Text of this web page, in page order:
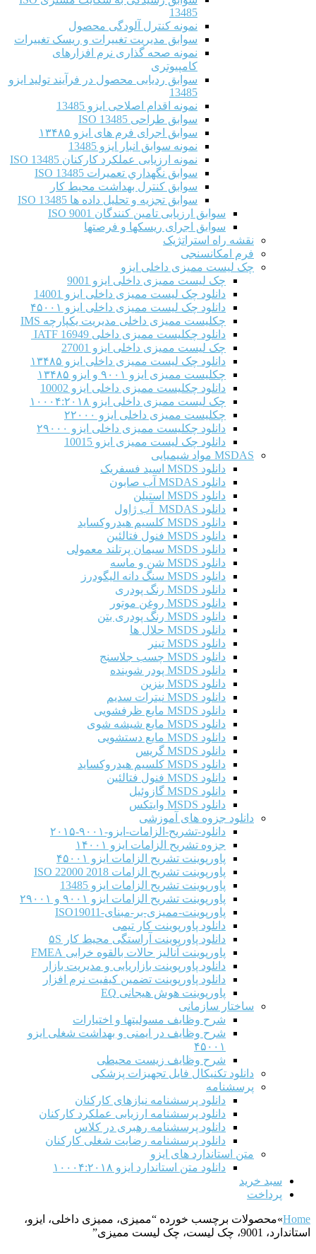
13485
نمونه کنترل آلودگی محصول
سوابق مدیریت تغییرات و ریسک تغییرات
نمونه صحه گذاری نرم افزارهای
کامپیوتری
سوابق ردیابی محصول در فرآیند تولید ایزو
13485
نمونه اقدام اصلاحی ایزو 13485
سوابق طراحی ISO 13485
سوابق اجرای فرم های ایزو ۱۳۴۸۵
نمونه سوابق انبار ایزو 13485
نمونه ارزیابی عملکرد کارکنان ISO 13485
سوابق نگهداري تعميرات ISO 13485
سوابق کنترل بهداشت محیط کار
سوابق تجزیه و تحلیل داده ها ISO 13485
سوابق ارزیابی تامین کنندگان ISO 9001
سوابق اجرای ریسکها و فرصتها
نقشه راه استراتژیک
فرم امکانسنجی
چک لیست ممیزی داخلی ایزو
چک لیست ممیزی داخلی ایزو 9001
دانلود چک لیست ممیزی داخلی ایزو 14001
دانلود چک لیست ممیزی داخلی ایزو ۴۵۰۰۱
چکلیست ممیزی داخلی مدیریت یکپارچه IMS
دانلود چکلیست ممیزی داخلی IATF 16949
چک لیست ممیزی داخلی ایزو 27001
دانلود چک لیست ممیزی داخلی ایزو ۱۳۴۸۵
چکلیست ممیزی ایزو ۹۰۰۱ و ایزو ۱۳۴۸۵
دانلود چکلیست ممیزی داخلی ایزو 10002
چک لیست ممیزی داخلی ایزو ۱۰۰۰۴:۲۰۱۸
چکلیست ممیزی داخلی ایزو ۲۲۰۰۰
دانلود چکلیست ممیزی داخلی ایزو ۲۹۰۰۰
دانلود چک لیست ممیزی ایزو 10015
MSDAS مواد شیمیایی
دانلود MSDS اسید فسفریک
دانلود MSDAS آب صابون
دانلود MSDS استیلن
دانلود MSDAS آب ژاول
دانلود MSDS کلسیم هیدروکساید
دانلود MSDS فنول فتالئین
دانلود MSDS سیمان پرتلند معمولی
دانلود MSDS شن و ماسه
دانلود MSDS سنگ دانه الیگودرز
دانلود MSDS رنگ پودری
دانلود MSDS روغن موتور
دانلود MSDS رنگ پودری بتن
دانلود MSDS حلال ها
دانلود MSDS تینر
دانلود MSDS چسب جلاسنج
دانلود MSDS پودر شوینده
دانلود MSDS بنزین
دانلود MSDS نیترات سدیم
دانلود MSDS مایع ظرفشویی
دانلود MSDS مایع شیشه شوی
دانلود MSDS مایع دستشویی
دانلود MSDS گریس
دانلود MSDS کلسیم هیدروکساید
دانلود MSDS فنول فتالئین
دانلود MSDS گازوئیل
دانلود MSDS وایتکس
دانلود جزوه های آموزشی
دانلود-تشریح-الزامات-ایزو-۹۰۰۱-۲۰۱۵
جزوه تشریح الزامات ایزو ۱۴۰۰۱
پاورپوینت تشریح الزامات ایزو ۴۵۰۰۱
پاورپوینت تشریح الزامات ISO 22000 2018
پاورپوینت تشریح الزامات ایزو 13485
پاورپوینت تشریح الزامات ایزو ۹۰۰۱ و ۲۹۰۰۱
پاورپوینت-ممیزی-بر-مبنای-ISO19011
دانلود پاورپوینت کار تیمی
دانلود پاورپوینت آراستگی محیط کار ۵S
پاورپوینت آنالیز حالات بالقوه خرابی FMEA
دانلود پاورپوینت بازاریابی و مدیریت بازار
دانلود پاورپوینت تضمین کیفیت نرم افزار
پاورپوینت هوش هیجانی EQ
ساختار سازمانی
شرح وظايف مسوليتها و اختيارات
شرح وظایف در ایمنی و بهداشت شغلی ایزو
۴۵۰۰۱
شرح وظایف زیست محیطی
دانلود تکنیکال فایل تجهیزات پزشکی
پرسشنامه
دانلود پرسشنامه نیازهای کارکنان
دانلود پرسشنامه ارزیابی عملکرد کارکنان
دانلود پرسشنامه رهبری در کلاس
دانلود پرسشنامه رضایت شغلی کارکنان
متن استاندارد های ایزو
دانلود متن استاندارد ایزو ۱۰۰۰۴:۲۰۱۸
سبد خرید
پرداخت
Home
»محصولات برچسب خورده “ممیزی، ممیزی داخلی، ایزو،
استاندارد، 9001، چک لیست، چک لیست ممیزی”